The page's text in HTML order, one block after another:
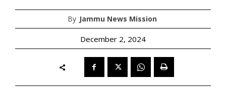
By Jammu News Mission
December 2, 2024